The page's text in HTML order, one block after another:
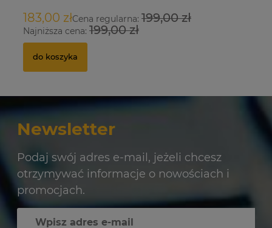
183,00 złCena regularna: 199,00 zł
Najniższa cena: 199,00 zł
do koszyka
Newsletter
Podaj swój adres e-mail, jeżeli chcesz
otrzymywać informacje o nowościach i
promocjach.